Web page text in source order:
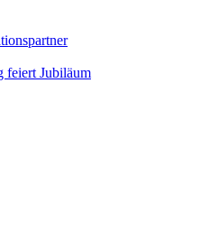
feiert Jubiläum